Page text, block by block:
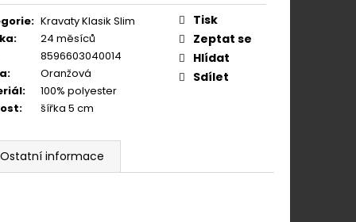
: Kravaty Klasik Slim
:
24 měsíců
8596603040014
:
Oranžová
:
100% polyester
: šířka 5 cm
Tisk
Zeptat se
Hlídat
Sdílet
Ostatní informace